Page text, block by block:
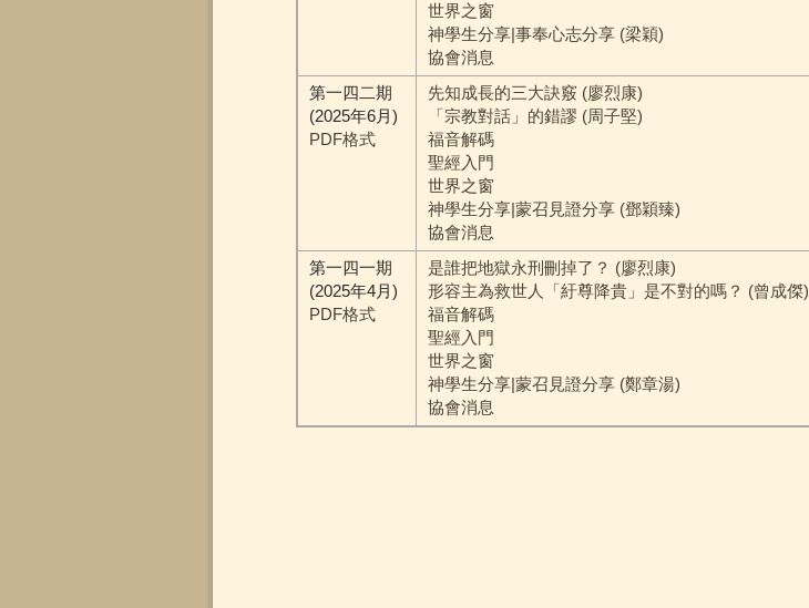
世界之窗
神學生分享|事奉心志分享 (梁穎)
協會消息
第一四二期
(2025年6月)
PDF格式
先知成長的三大訣竅 (廖烈康)
「宗教對話」的錯謬 (周子堅)
福音解碼
聖經入門
世界之窗
神學生分享|蒙召見證分享 (鄧穎臻)
協會消息
第一四一期
(2025年4月)
PDF格式
是誰把地獄永刑刪掉了？ (廖烈康)
形容主為救世人「紆尊降貴」是不對的嗎？ (曾成傑)
福音解碼
聖經入門
世界之窗
神學生分享|蒙召見證分享 (鄭章湯)
協會消息